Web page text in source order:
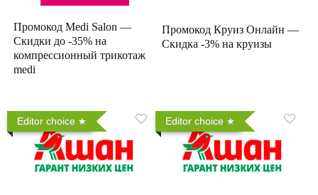
Промокод Medi Salon —
Скидки до -35% на
компрессионный трикотаж
medi
Промокод Круиз Онлайн —
Скидка -3% на круизы
Editor choice Editor choice